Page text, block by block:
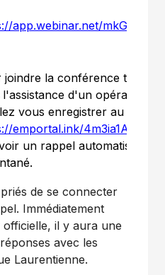
app.webinar.net/
joindre la conférence
d'un opérateur,
vous enregistrer au
emportal.ink/4m3ia1A
un rappel automatisé
de se connecter
Immédiatement
il y aura une
avec les
Laurentienne.